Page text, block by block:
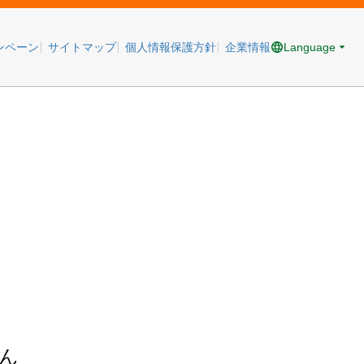
ペーン サイトマップ 個人情報保護方針 企業情報 Language